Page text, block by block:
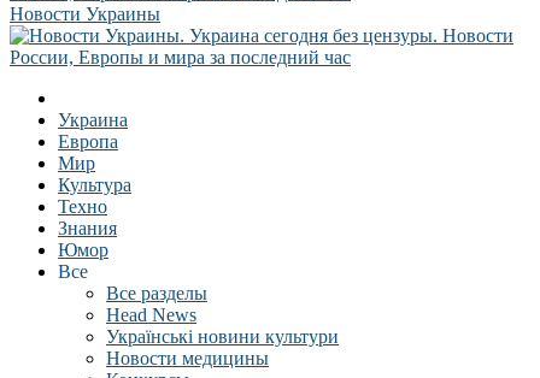
Новости Украины
Украина
Европа
Мир
Культура
Техно
Знания
Юмор
Все
Все разделы
Head News
Українські новини культури
Новости медицины